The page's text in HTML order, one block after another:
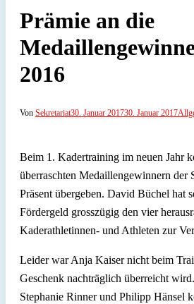
Prämie an die
2016
Von Sekretariat30. Januar 201730. Januar 2017
Beim 1. Kadertraining im neuen Jahr
überraschten Medaillengewinnern der
Präsent übergeben. David Büchel hat
Fördergeld grosszügig den vier
Kaderathletinnen- und Athleten zur
Leider war Anja Kaiser nicht beim
Geschenk nachträglich überreicht
Stephanie Rinner und Philipp Hänsel